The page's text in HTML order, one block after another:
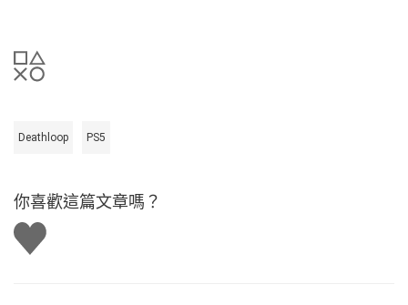
Deathloop PS5
你喜歡這篇文章嗎？
讚